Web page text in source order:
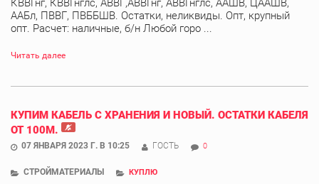
ААБл, ПВВГ, ПВББШВ. Остатки, неликвиды. Опт, крупный
опт. Расчет: наличные, б/н Любой горо ...
Читать далее
КУПИМ КАБЕЛЬ С ХРАНЕНИЯ И НОВЫЙ. ОСТАТКИ КАБЕЛЯ
ОТ 100М.
07 ЯНВАРЯ 2023 Г. В 10:25 ГОСТЬ 0
СТРОЙМАТЕРИАЛЫ КУПЛЮ